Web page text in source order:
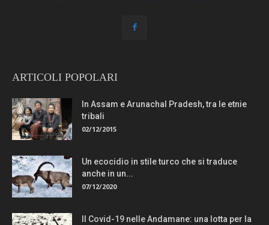
ARTICOLI POPOLARI
In Assam e Arunachal Pradesh, tra le etnie
tribali
02/12/2015
Un ecocidio in stile turco che si traduce
anche in un...
07/12/2020
Il Covid-19 nelle Andamane: una lotta per la